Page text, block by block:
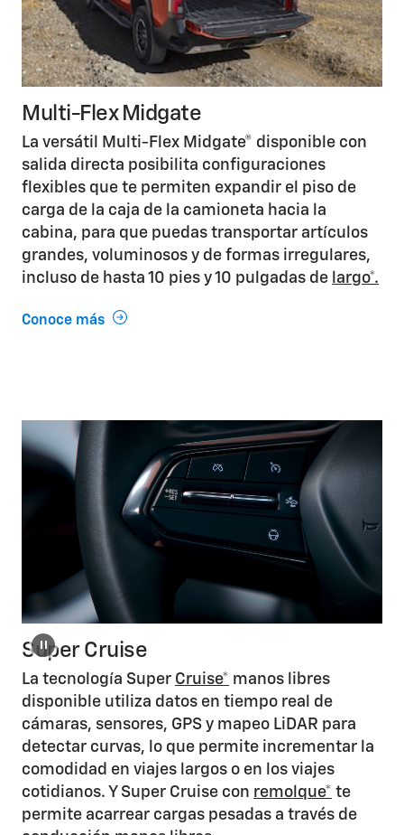
Multi-Flex Midgate
La versátil Multi-Flex Midgate® disponible con
salida directa posibilita configuraciones
flexibles que te permiten expandir el piso de
carga de la caja de la camioneta hacia la
cabina, para que puedas transportar artículos
grandes, voluminosos y de formas irregulares,
incluso de hasta 10 pies y 10 pulgadas de largo*.
Conoce más
Super Cruise
La tecnología Super Cruise* manos libres
disponible utiliza datos en tiempo real de
cámaras, sensores, GPS y mapeo LiDAR para
detectar curvas, lo que permite incrementar la
comodidad en viajes largos o en los viajes
cotidianos. Y Super Cruise con remolque* te
permite acarrear cargas pesadas a través de